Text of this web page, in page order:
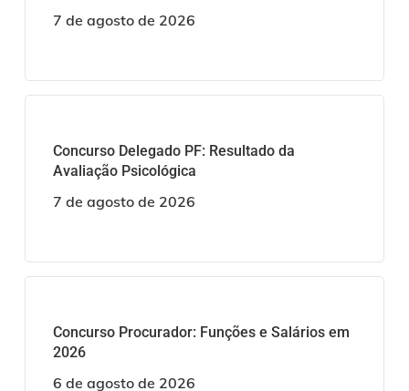
7 de agosto de 2026
Concurso Delegado PF: Resultado da
Avaliação Psicológica
7 de agosto de 2026
Concurso Procurador: Funções e Salários em
2026
6 de agosto de 2026